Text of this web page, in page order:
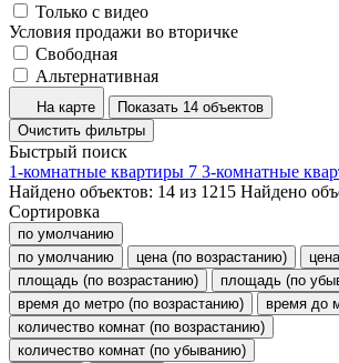
Только с видео
Условия продажи во вторичке
Свободная
Альтернативная
На карте
Показать 14 объектов
Очистить фильтры
Быстрый поиск
1-комнатные квартиры 7 3-комнатные
Найдено объектов: 14 из 1215 Найдено
Сортировка
по умолчанию
по умолчанию
цена (по возрастанию)
площадь (по возрастанию)
площадь (по
время до метро (по возрастанию)
время до
количество комнат (по возрастанию)
количество комнат (по убыванию)